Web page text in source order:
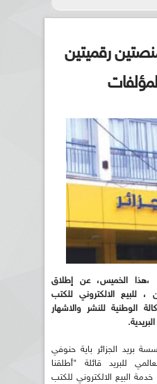
رقميتين
،هذا الخميس، عن إطلاق
للبيع الالكتروني للكتب
الوطنية للنشر والاشهار
بريد الجزائر باية حنوفي
للبريد قائلة "أطلقنا
خدمة البيع الالكتروني للكتب